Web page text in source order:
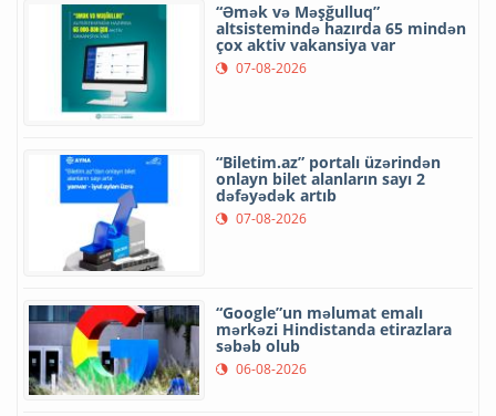
“Əmək və Məşğulluq”
altsistemində hazırda 65 mindən
çox aktiv vakansiya var
07-08-2026
“Biletim.az” portalı üzərindən
onlayn bilet alanların sayı 2
dəfəyədək artıb
07-08-2026
“Google”un məlumat emalı
mərkəzi Hindistanda etirazlara
səbəb olub
06-08-2026